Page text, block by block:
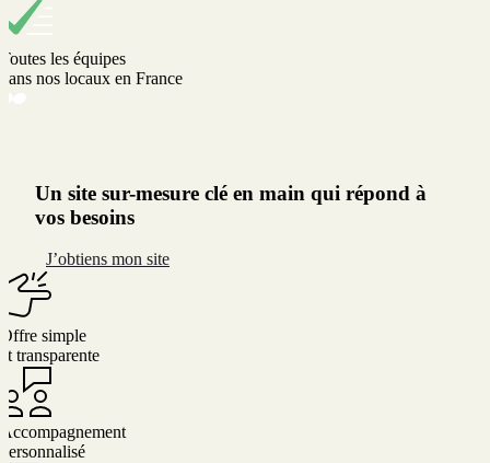
Toutes les équipes
dans nos locaux en France
Un site sur-mesure clé en main qui répond à
vos besoins
J’obtiens mon site
Offre simple
et transparente
Accompagnement
personnalisé